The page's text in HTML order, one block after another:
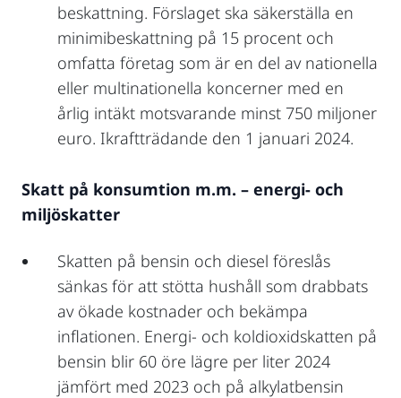
beskattning. Förslaget ska säkerställa en
minimibeskattning på 15 procent och
omfatta företag som är en del av nationella
eller multinationella koncerner med en
årlig intäkt motsvarande minst 750 miljoner
euro. Ikraftträdande den 1 januari 2024.
Skatt på konsumtion m.m. – energi- och
miljöskatter
Skatten på bensin och diesel föreslås
sänkas för att stötta hushåll som drabbats
av ökade kostnader och bekämpa
inflationen. Energi- och koldioxidskatten på
bensin blir 60 öre lägre per liter 2024
jämfört med 2023 och på alkylatbensin